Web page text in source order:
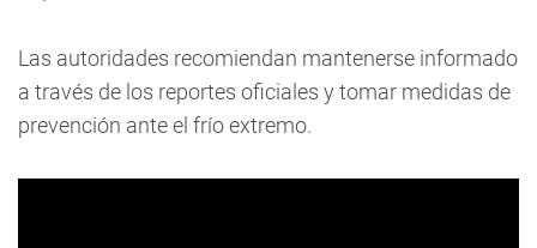
Las autoridades recomiendan mantenerse informado
a través de los reportes oficiales y tomar medidas de
prevención ante el frío extremo.